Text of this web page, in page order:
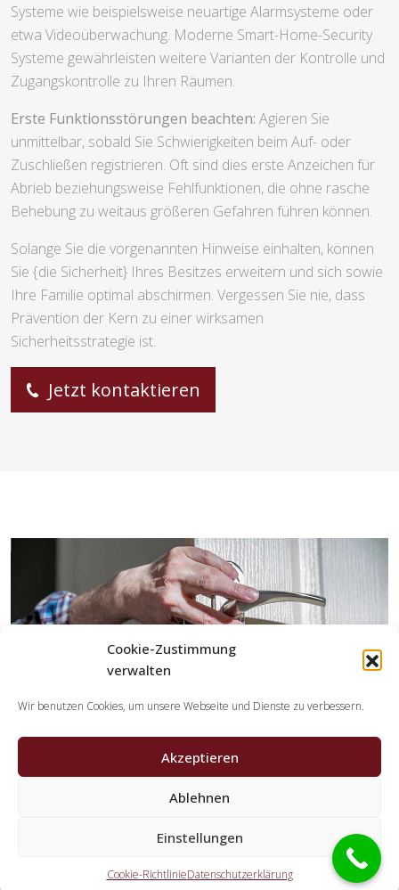
Cookie-Zustimmung
verwalten
Wir benutzen Cookies, um unsere Webseite und Dienste zu verbessern.
Akzeptieren
Ablehnen
Einstellungen
Cookie-RichtlinieDatenschutzerklärung
Systeme wie beispielsweise neuartige Alarmsysteme oder
etwa Videoüberwachung. Moderne Smart-Home-Security
Systeme gewährleisten weitere Varianten der Kontrolle und
Zugangskontrolle zu Ihren Räumen.
Erste Funktionsstörungen beachten: Agieren Sie
unmittelbar, sobald Sie Schwierigkeiten beim Auf- oder
Zuschließen registrieren. Oft sind dies erste Anzeichen für
Abrieb beziehungsweise Fehlfunktionen, die ohne rasche
Behebung zu weitaus größeren Gefahren führen können.
Solange Sie die vorgenannten Hinweise einhalten, können
Sie {die Sicherheit} Ihres Besitzes erweitern und sich sowie
Ihre Familie optimal abschirmen. Vergessen Sie nie, dass
Prävention der Kern zu einer wirksamen
Sicherheitsstrategie ist.
Jetzt kontaktieren
Schlüsseldienst Spezialisten?